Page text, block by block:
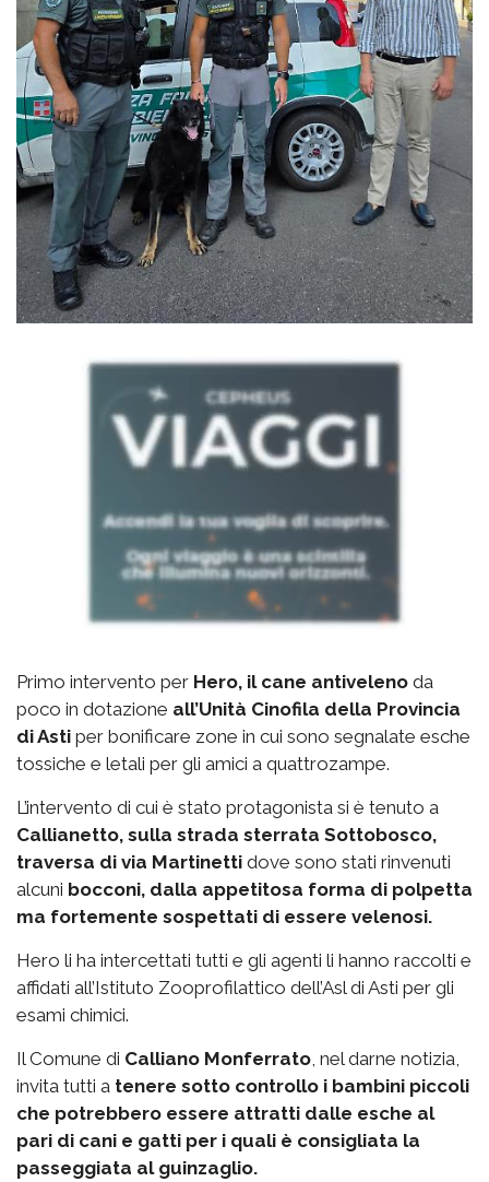
Primo intervento per Hero, il cane antiveleno da
poco in dotazione all’Unità Cinofila della Provincia
di Asti per bonificare zone in cui sono segnalate esche
tossiche e letali per gli amici a quattrozampe.
L’intervento di cui è stato protagonista si è tenuto a
Callianetto, sulla strada sterrata Sottobosco,
traversa di via Martinetti dove sono stati rinvenuti
alcuni bocconi, dalla appetitosa forma di polpetta
ma fortemente sospettati di essere velenosi.
Hero li ha intercettati tutti e gli agenti li hanno raccolti e
affidati all’Istituto Zooprofilattico dell’Asl di Asti per gli
esami chimici.
Il Comune di Calliano Monferrato , nel darne notizia,
invita tutti a tenere sotto controllo i bambini piccoli
che potrebbero essere attratti dalle esche al
pari di cani e gatti per i quali è consigliata la
passeggiata al guinzaglio.